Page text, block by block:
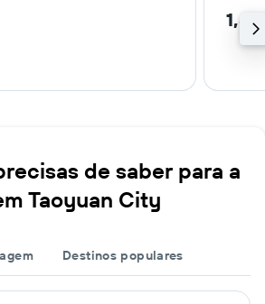
1,8
de saber para a
Taoyuan City
Destinos populares